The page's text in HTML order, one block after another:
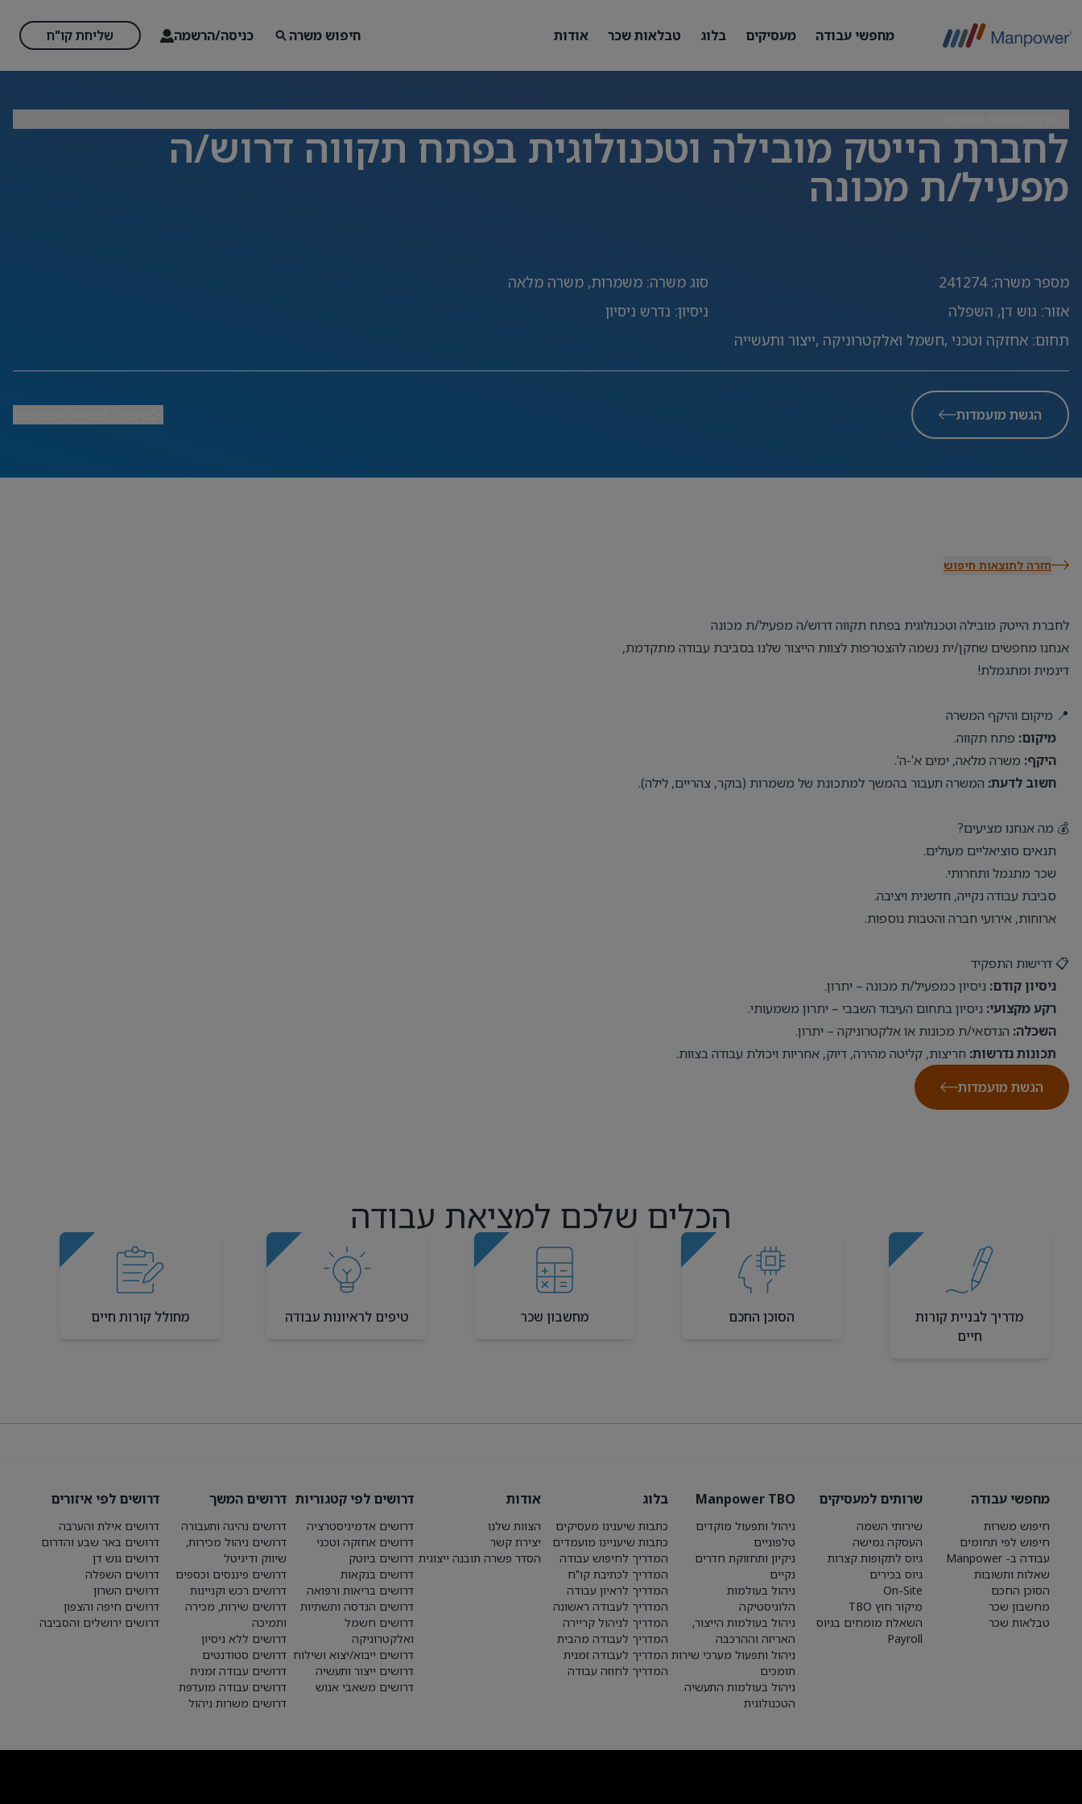
מחפשי עבודה מעסיקים בלוג טבלאות שכר אודות חיפוש משרה כניסה/הרשמה שליחת קו"ח
לחברת הייטק מובילה וטכנולוגית בפתח תקווה דרוש/ה
מפעיל/ת מכונה
מספר משרה:
241274 סוג משרה: משמרות, משרה מלאה
אזור: גוש דן, השפלה ניסיון: נדרש ניסיון
תחום: אחזקה וטכני ,חשמל ואלקטרוניקה ,ייצור ותעשייה
הגשת מועמדות
חזרה לתוצאות חיפוש
לחברת הייטק מובילה וטכנולוגית בפתח תקווה דרוש/ה מפעיל/ת מכונה
אנחנו מחפשים שחקן/ית נשמה להצטרפות לצוות הייצור שלנו בסביבת עבודה מתקדמת,
דינמית ומתגמלת!
📍 מיקום והיקף המשרה
מיקום: פתח תקווה.
היקף: משרה מלאה, ימים א’-ה’.
חשוב לדעת: המשרה תעבור בהמשך למתכונת של משמרות (בוקר, צהריים, לילה).
💰 מה אנחנו מציעים?
תנאים סוציאליים מעולים.
שכר מתגמל ותחרותי.
סביבת עבודה נקייה, חדשנית ויציבה.
ארוחות, אירועי חברה והטבות נוספות.
📋 דרישות התפקיד
ניסיון קודם: ניסיון כמפעיל/ת מכונה – יתרון.
רקע מקצועי: ניסיון בתחום העיבוד השבבי – יתרון משמעותי.
השכלה: הנדסאי/ת מכונות או אלקטרוניקה – יתרון.
תכונות נדרשות: חריצות, קליטה מהירה, דיוק, אחריות ויכולת עבודה בצוות.
הגשת מועמדות
הכלים שלכם למציאת עבודה
מדריך לבניית קורות
חיים
הסוכן החכם מחשבון שכר טיפים לראיונות עבודה מחולל קורות חיים
מחפשי עבודה
חיפוש משרות
חיפוש לפי תחומים
עבודה ב- Manpower
שאלות ותשובות
הסוכן החכם
מחשבון שכר
טבלאות שכר
שרותים למעסיקים
שירותי השמה
העסקה גמישה
גיוס לתקופות קצרות
גיוס בכירים
On-Site
מיקור חוץ TBO
השאלת מומחים בגיוס
Payroll
Manpower TBO
ניהול ותפעול מוקדים
טלפוניים
ניקיון ותחזוקת חדרים
נקיים
ניהול בעולמות
הלוגיסטיקה
ניהול בעולמות הייצור,
האריזה וההרכבה
ניהול ותפעול מערכי שירות
תומכים
ניהול בעולמות התעשיה
הטכנולוגית
בלוג
כתבות שיענינו מעסיקים
כתבות שיעניינו מועמדים
המדריך לחיפוש עבודה
המדריך לכתיבת קו"ח
המדריך לראיון עבודה
המדריך לעבודה ראשונה
המדריך לניהול קריירה
המדריך לעבודה מהבית
המדריך לעבודה זמנית
המדריך לחוזה עבודה
אודות
הצוות שלנו
יצירת קשר
הסדר פשרה תובנה ייצוגית
דרושים לפי קטגוריות
דרושים אדמיניסטרציה
דרושים אחזקה וטכני
דרושים ביוטק
דרושים בנקאות
דרושים בריאות ורפואה
דרושים הנדסה ותשתיות
דרושים חשמל
ואלקטרוניקה
דרושים ייבוא/יצוא ושילוח
דרושים ייצור ותעשיה
דרושים משאבי אנוש
דרושים המשך
דרושים נהיגה ותעבורה
דרושים ניהול מכירות,
שיווק ודיגיטל
דרושים פיננסים וכספים
דרושים רכש וקניינות
דרושים שירות, מכירה
ותמיכה
דרושים ללא ניסיון
דרושים סטודנטים
דרושים עבודה זמנית
דרושים עבודה מועדפת
דרושים משרות ניהול
דרושים לפי איזורים
דרושים אילת והערבה
דרושים באר שבע והדרום
דרושים גוש דן
דרושים השפלה
דרושים השרון
דרושים חיפה והצפון
דרושים ירושלים והסביבה